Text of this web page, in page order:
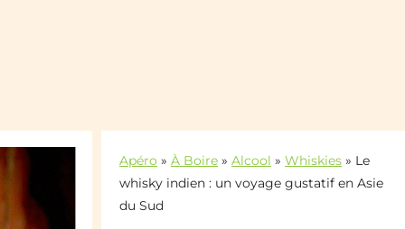
Apéro » À Boire » Alcool » Whiskies » Le
whisky indien : un voyage gustatif en Asie
du Sud